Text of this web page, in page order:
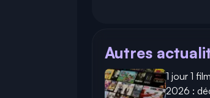
Autres
1 jour 1
2026 :